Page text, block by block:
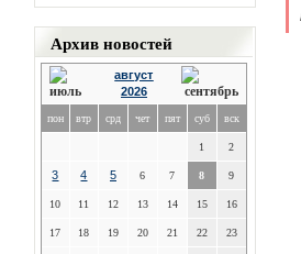
Архив новостей
август
2026
пон втр срд чет пят суб вск
1 2
3 4 5 6 7 8 9
10 11 12 13 14 15 16
17 18 19 20 21 22 23